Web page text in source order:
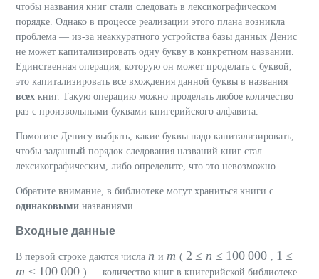
чтобы названия книг стали следовать в лексикографическом
порядке. Однако в процессе реализации этого плана возникла
проблема — из-за неаккуратного устройства базы данных Денис
не может капитализировать одну букву в конкретном названии.
Единственная операция, которую он может проделать с буквой,
это капитализировать все вхождения данной буквы в названия
всех книг. Такую операцию можно проделать любое количество
раз с произвольными буквами книгерийского алфавита.
Помогите Денису выбрать, какие буквы надо капитализировать,
чтобы заданный порядок следования названий книг стал
лексикографическим, либо определите, что это невозможно.
Обратите внимание, в библиотеке могут храниться книги с
одинаковыми названиями.
Входные данные
В первой строке даются числа n и m ( 2 ≤ n ≤ 100 000
1 ≤
m ≤ 100 000 ) — количество книг в книгерийской библиотеке